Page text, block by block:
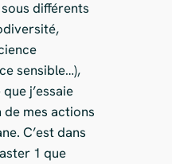
différents
sensible…),
j’essaie
de mes actions
C’est dans
1 que